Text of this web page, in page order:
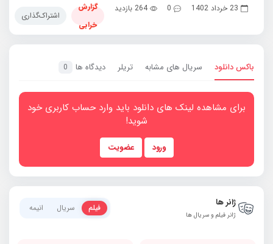
23 خرداد 1402 0 264 بازدید
گزارش
خرابی
اشتراک‌گذاری
باکس دانلود سریال های مشابه تریلر دیدگاه ها 0
برای مشاهده لینک های دانلود باید وارد حساب کاربری خود
شوید!
ورود عضویت
ژانر ها
ژانر فیلم و سریال ها
فیلم سریال انیمه